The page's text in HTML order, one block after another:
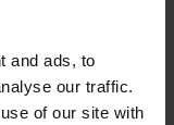
and ads, to
our traffic.
of our site with